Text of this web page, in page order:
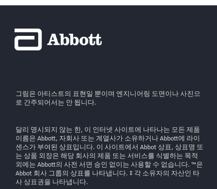
그림은 아티스트의 표현일 뿐이며 엔지니어링 도면이나 사진으
로 간주되어서는 안 됩니다.
달리 명시되지 않는 한, 이 인터넷 사이트에 나타나는 모든 제품
이름은 Abbott, 자회사 또는 계열사가 소유하거나 Abbott에 라이
센스가 부여된 상표입니다. 이 사이트에서 Abbot 상표, 상표명 또
는 상품 외장은 해당 회사의 제품 또는 서비스를 식별하는 목적
외에는 Abbott의 사전 서면 승인 없이는 사용할 수 없습니다. ™은
Abbot 회사 그룹의 상표를 나타냅니다. ‡ 각 소유자의 자산인 타
사 상표권을 나타냅니다.